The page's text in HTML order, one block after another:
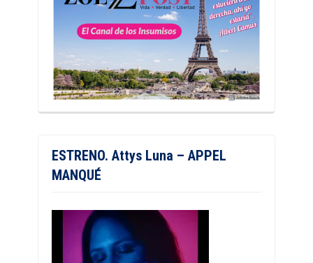
ESTRENO. Attys Luna – APPEL
MANQUÉ